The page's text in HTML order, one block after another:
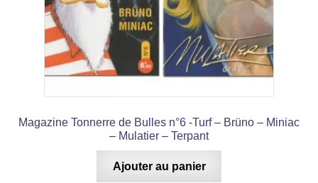
Magazine Tonnerre de Bulles n°6 -Turf – Brüno – Miniac
– Mulatier – Terpant
Ajouter au panier